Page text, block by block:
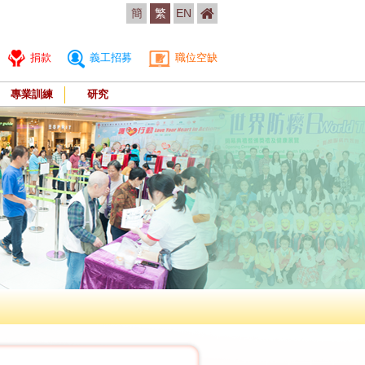
簡 繁 EN
捐款 義工招募 職位空缺
專業訓練 研究